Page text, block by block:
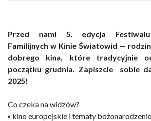
Przed nami 5. edycja
Familijnych w Kinie Światowid —
dobrego kina, które tradycyjnie
początku grudnia. Zapiszcie sobie
2025!
Co czeka na widzów?
▪️ kino europejskie i tematy